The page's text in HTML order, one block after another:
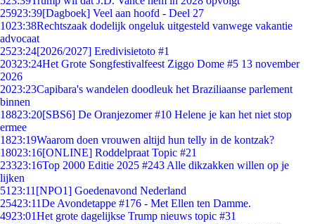
25923:39[Dagboek] Veel aan hoofd - Deel 27
1023:38Rechtszaak dodelijk ongeluk uitgesteld vanwege vakantie
advocaat
2523:24[2026/2027] Eredivisietoto #1
20323:24Het Grote Songfestivalfeest Ziggo Dome #5 13 november
2026
2023:23Capibara's wandelen doodleuk het Braziliaanse parlement
binnen
18823:20[SBS6] De Oranjezomer #10 Helene je kan het niet stop
ermee
1823:19Waarom doen vrouwen altijd hun telly in de kontzak?
18023:16[ONLINE] Roddelpraat Topic #21
23323:16Top 2000 Editie 2025 #243 Alle dikzakken willen op je
lijken
51 23:11 [NPO1] Goedenavond Nederland
25423:11De Avondetappe #176 - Met Ellen ten Damme.
4923:01Het grote dagelijkse Trump nieuws topic #31